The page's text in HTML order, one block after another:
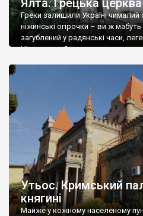
Греки залишили Україні
ніжинські огірочки – ви ж мабуть
загублений у радянські часи,
Ніжин греки?
Утьос. Кримський
княгині
Майже у кожному населеному